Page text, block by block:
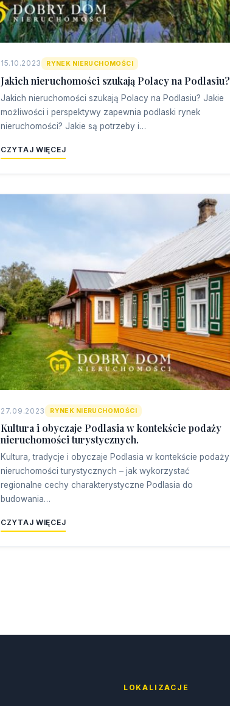
15.10.2023 RYNEK NIERUCHOMOŚCI
Jakich nieruchomości szukają Polacy na Podlasiu?
Jakich nieruchomości szukają Polacy na Podlasiu? Jakie
możliwości i perspektywy zapewnia podlaski rynek
nieruchomości? Jakie są potrzeby i…
CZYTAJ WIĘCEJ
27.09.2023 RYNEK NIERUCHOMOŚCI
Kultura i obyczaje Podlasia w kontekście podaży
nieruchomości turystycznych.
Kultura, tradycje i obyczaje Podlasia w kontekście podaży
nieruchomości turystycznych – jak wykorzystać
regionalne cechy charakterystyczne Podlasia do
budowania…
CZYTAJ WIĘCEJ
LOKALIZACJE